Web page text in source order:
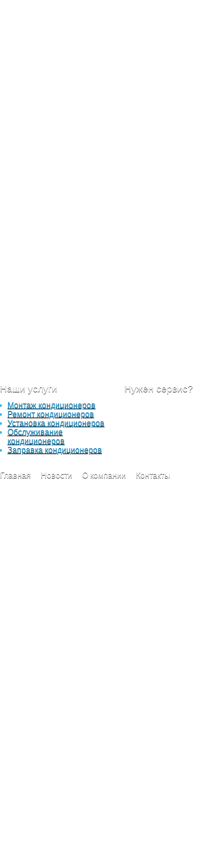
Наши услуги
Монтаж кондиционеров
Ремонт кондиционеров
Установка кондиционеров
Обслуживание
кондиционеров
Заправка кондиционеров
Нужен сервис?
Главная Новости О компании Контакты